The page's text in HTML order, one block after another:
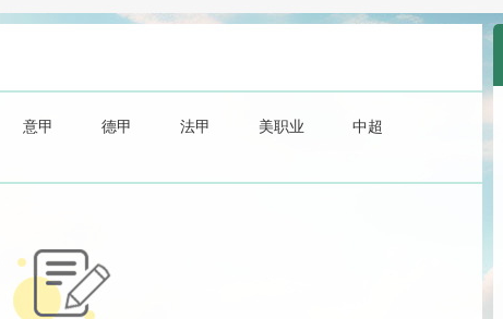
意甲 德甲 法甲 美职业
中超